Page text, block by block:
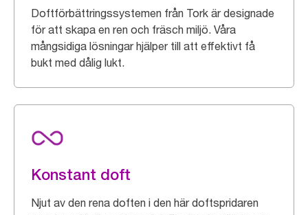
Doftförbättringssystemen från Tork är designade
för att skapa en ren och fräsch miljö. Våra
mångsidiga lösningar hjälper till att effektivt få
bukt med dålig lukt.
Konstant doft
Njut av den rena doften i den här doftspridaren